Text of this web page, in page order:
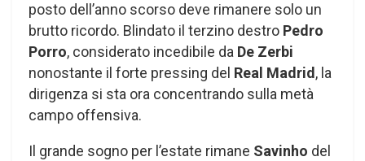
posto dell’anno scorso deve rimanere solo un
brutto ricordo. Blindato il terzino destro Pedro
Porro, considerato incedibile da De Zerbi
nonostante il forte pressing del Real Madrid, la
dirigenza si sta ora concentrando sulla metà
campo offensiva.
Il grande sogno per l’estate rimane Savinho del